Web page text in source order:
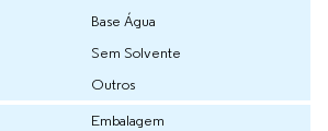
Base Água
Sem Solvente
Outros
Embalagem